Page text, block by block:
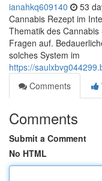
ianahkq609140 53
Cannabis Rezept im
Thematik des
Fragen auf.
solches System im
https://
Comments
Comments
Submit a Comment
No HTML